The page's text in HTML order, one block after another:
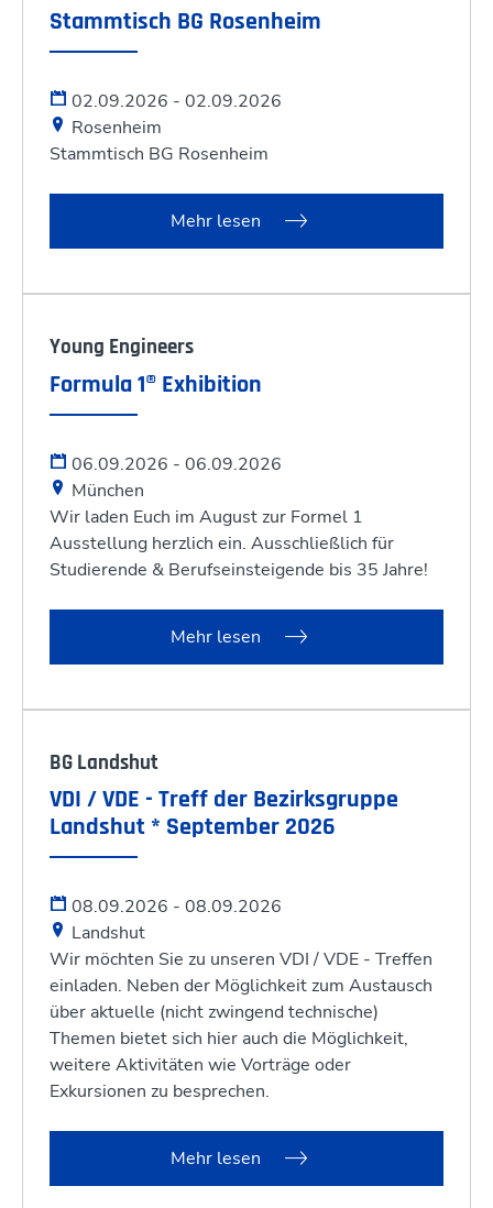
Stammtisch BG Rosenheim
02.09.2026 - 02.09.2026
Rosenheim
Stammtisch BG Rosenheim
Mehr lesen
Young Engineers
Formula 1® Exhibition
06.09.2026 - 06.09.2026
München
Wir laden Euch im August zur Formel 1
Ausstellung herzlich ein. Ausschließlich für
Studierende & Berufseinsteigende bis 35 Jahre!
Mehr lesen
BG Landshut
VDI / VDE - Treff der Bezirksgruppe
Landshut * September 2026
08.09.2026 - 08.09.2026
Landshut
Wir möchten Sie zu unseren VDI / VDE - Treffen
einladen. Neben der Möglichkeit zum Austausch
über aktuelle (nicht zwingend technische)
Themen bietet sich hier auch die Möglichkeit,
weitere Aktivitäten wie Vorträge oder
Exkursionen zu besprechen.
Mehr lesen